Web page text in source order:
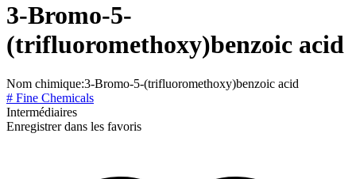
3-Bromo-5-
(trifluoromethoxy)benzoic acid
Nom chimique:3-Bromo-5-(trifluoromethoxy)benzoic acid
# Fine Chemicals
Intermédiaires
Enregistrer dans les favoris